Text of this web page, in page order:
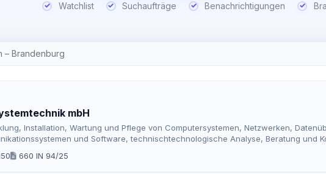
Watchlist Suchaufträge Benachrichtigungen
– Brandenburg
mbH
Installation, Wartung und Pflege von Computersystemen, Netzwerken,
und Software, technischtechnologische Analyse, Beratung und
660 IN 94/25